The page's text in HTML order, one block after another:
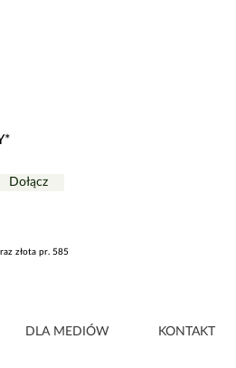
Dołącz
złota pr. 585
DLA MEDIÓW KONTAKT